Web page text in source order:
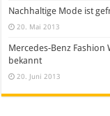
Nachhaltige Mode ist
20. Mai 2013
Mercedes-Benz Fashion
bekannt
20. Juni 2013